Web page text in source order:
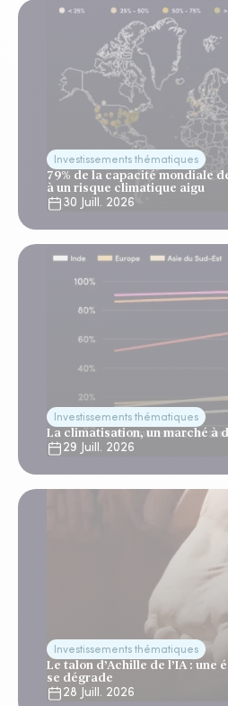
Investissements thématiques
79% de la capacité mondiale
à un risque climatique aigu
30 Juill. 2026
Investissements thématiques
La climatisation, un marché à
29 Juill. 2026
Investissements thématiques
Le talon d’Achille de l’IA :
se dégrade
28 Juill. 2026